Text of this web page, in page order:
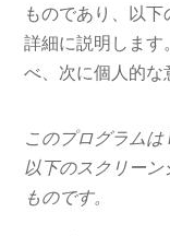
ものであり、以
詳細に説明します
べ、次に個人的な
このプログラムは
以下のスクリー
ものです。